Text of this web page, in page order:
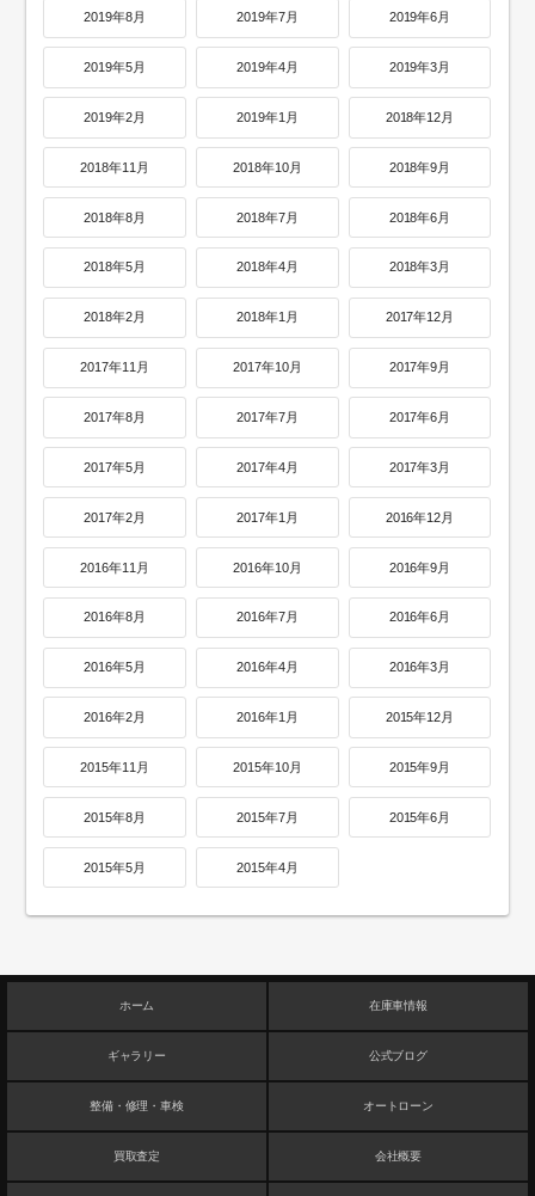
2019年8月 2019年7月 2019年6月
2019年5月 2019年4月 2019年3月
2019年2月 2019年1月 2018年12月
2018年11月 2018年10月 2018年9月
2018年8月 2018年7月 2018年6月
2018年5月 2018年4月 2018年3月
2018年2月 2018年1月 2017年12月
2017年11月 2017年10月 2017年9月
2017年8月 2017年7月 2017年6月
2017年5月 2017年4月 2017年3月
2017年2月 2017年1月 2016年12月
2016年11月 2016年10月 2016年9月
2016年8月 2016年7月 2016年6月
2016年5月 2016年4月 2016年3月
2016年2月 2016年1月 2015年12月
2015年11月 2015年10月 2015年9月
2015年8月 2015年7月 2015年6月
2015年5月 2015年4月
ホーム 在庫車情報
ギャラリー 公式ブログ
整備・修理・車検 オートローン
買取査定 会社概要